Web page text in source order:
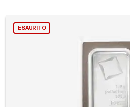
ESAURITO